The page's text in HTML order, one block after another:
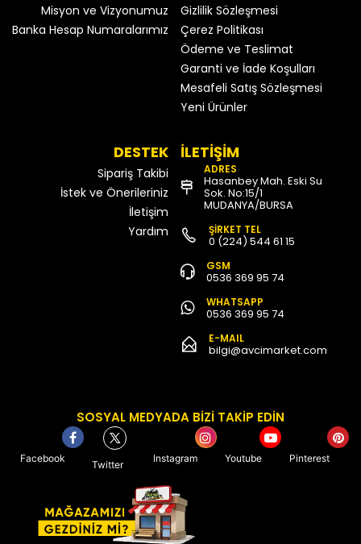
Misyon ve Vizyonumuz
Banka Hesap Numaralarımız
Gizlilik Sözleşmesi
Çerez Politikası
Ödeme ve Teslimat
Garanti ve İade Koşulları
Mesafeli Satış Sözleşmesi
Yeni Ürünler
DESTEK
Sipariş Takibi
İstek ve Önerileriniz
İletişim
Yardım
İLETİŞİM
ADRES
Hasanbey Mah. Eski Su
Sok. No:15/1
MUDANYA/BURSA
ŞİRKET TEL
0 (224) 544 61 15
GSM
0536 369 95 74
WHATSAPP
0536 369 95 74
E-MAIL
bilgi@avcimarket.com
SOSYAL MEDYADA BİZİ TAKİP EDİN
Facebook
Twitter
Instagram Youtube Pinterest